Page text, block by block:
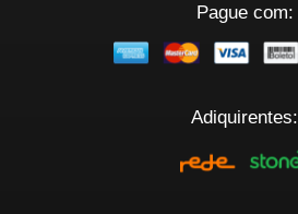
Pague com:
Adiquirentes: